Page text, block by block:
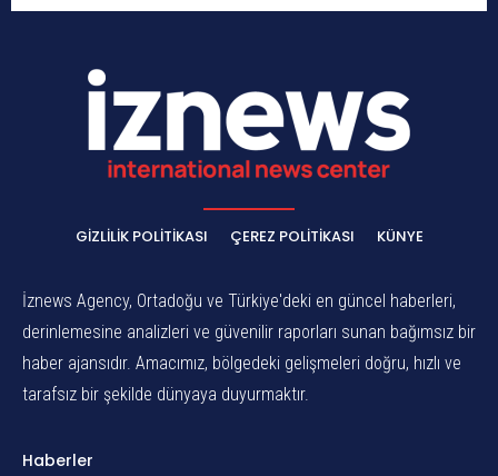
GIZLILIK POLITIKASI ÇEREZ POLITIKASI KÜNYE
İznews Agency, Ortadoğu ve Türkiye'deki en güncel haberleri,
derinlemesine analizleri ve güvenilir raporları sunan bağımsız bir
haber ajansıdır. Amacımız, bölgedeki gelişmeleri doğru, hızlı ve
tarafsız bir şekilde dünyaya duyurmaktır.
Haberler